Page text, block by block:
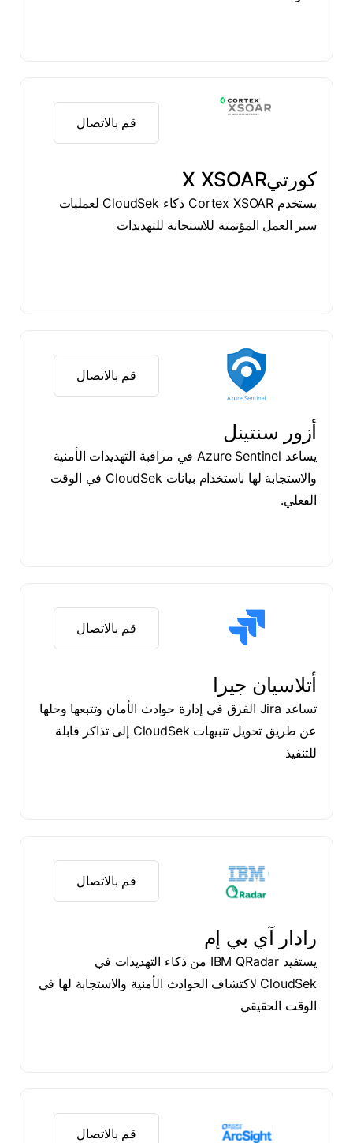
قم بالاتصال
كورتيX XSOAR
يستخدم Cortex XSOAR ذكاء CloudSek لعمليات
سير العمل المؤتمتة للاستجابة للتهديدات
قم بالاتصال
أزور سنتينل
يساعد Azure Sentinel في مراقبة التهديدات الأمنية
والاستجابة لها باستخدام بيانات CloudSek في الوقت
الفعلي.
قم بالاتصال
أتلاسيان جيرا
تساعد Jira الفرق في إدارة حوادث الأمان وتتبعها وحلها
عن طريق تحويل تنبيهات CloudSek إلى تذاكر قابلة
للتنفيذ
قم بالاتصال
رادار آي بي إم
يستفيد IBM QRadar من ذكاء التهديدات في
CloudSek لاكتشاف الحوادث الأمنية والاستجابة لها في
الوقت الحقيقي
قم بالاتصال